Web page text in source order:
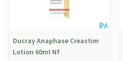
Ducray Anaphase Creastim
Lotion 60ml Nf